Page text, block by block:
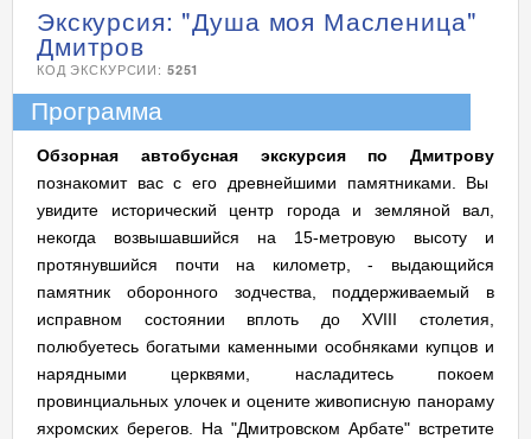
Экскурсия: "Душа моя Масленица"
Дмитров
КОД ЭКСКУРСИИ: 5251
Программа
Обзорная автобусная экскурсия по Дмитрову
познакомит вас с его древнейшими памятниками. Вы
увидите исторический центр города и земляной вал,
некогда возвышавшийся на 15-метровую высоту и
протянувшийся почти на километр, - выдающийся
памятник оборонного зодчества, поддерживаемый в
исправном состоянии вплоть до XVIII столетия,
полюбуетесь богатыми каменными особняками купцов и
нарядными церквями, насладитесь покоем
провинциальных улочек и оцените живописную панораму
яхромских берегов. На "Дмитровском Арбате" встретите